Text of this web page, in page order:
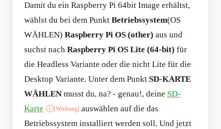
Damit du ein Raspberry Pi 64bit Image erhältst,
wählst du bei dem Punkt Betriebssystem(OS
WÄHLEN) Raspberry Pi OS (other) aus und
suchst nach Raspberry Pi OS Lite (64-bit) für
die Headless Variante oder die nicht Lite für die
Desktop Variante. Unter dem Punkt SD-KARTE
WÄHLEN musst du, na? - genau!, deine SD-
Karte ⓘ[Werbung] auswählen auf die das
Betriebssystem installiert werden soll. Und jetzt